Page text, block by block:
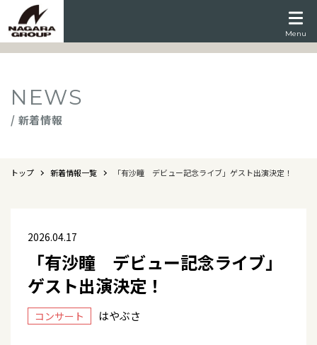
Menu
NEWS
/ 新着情報
トップ 新着情報一覧 「有沙瞳 デビュー記念ライブ」ゲスト出演決定！
2026.04.17
「有沙瞳 デビュー記念ライブ」
ゲスト出演決定！
コンサート はやぶさ